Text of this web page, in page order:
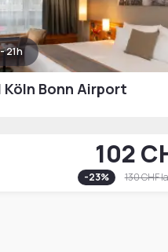
21h
Bonn Airport
102
-23% 130 CHF